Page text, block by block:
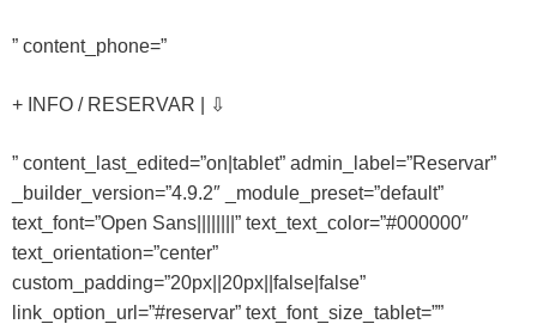
” content_phone=”
+ INFO / RESERVAR | ⇩
” content_last_edited=”on|tablet” admin_label=”Reservar”
_builder_version=”4.9.2″ _module_preset=”default”
text_font=”Open Sans||||||||” text_text_color=”#000000″
text_orientation=”center”
custom_padding=”20px||20px||false|false”
link_option_url=”#reservar” text_font_size_tablet=””